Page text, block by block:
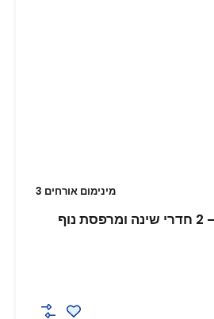
מינימום אורחים 3
הדירה של תהילה – 2 חדרי שינה ומרפסת נוף